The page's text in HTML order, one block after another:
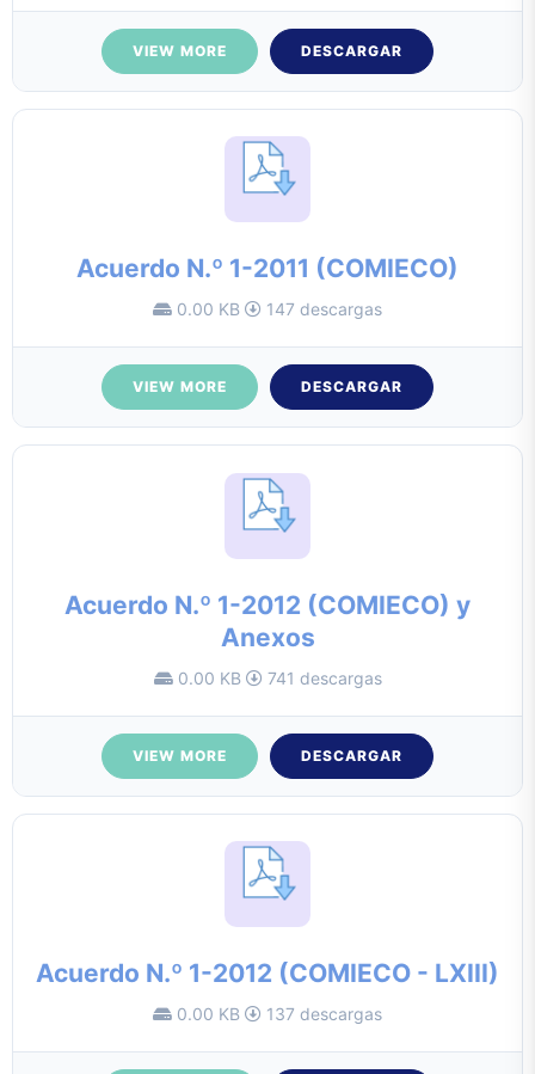
VIEW MORE DESCARGAR
Acuerdo N.º 1-2011 (COMIECO)
0.00 KB 147 descargas
VIEW MORE DESCARGAR
Acuerdo N.º 1-2012 (COMIECO) y
Anexos
0.00 KB 741 descargas
VIEW MORE DESCARGAR
Acuerdo N.º 1-2012 (COMIECO - LXIII)
0.00 KB 137 descargas